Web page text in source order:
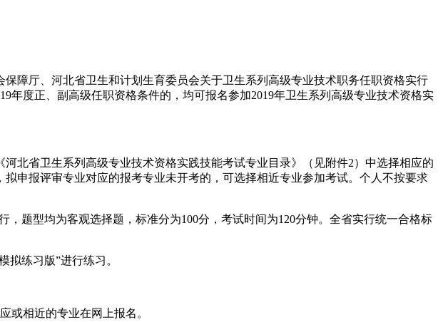
厅、河北省卫生和计划生育委员会关于卫生系列高级专业技术职务任职资格实行
年度正、副高级任职资格条件的，均可报名参加2019年卫生系列高级专业技术资格实
省卫生系列高级专业技术资格实践技能考试专业目录》（见附件2）中选择相应的
申报评审专业对应的报考专业未开考的，可选择相近专业参加考试。个人不按要求
题型均为客观选择题，标准分为100分，考试时间为120分钟。全省实行统一合格标
练习版”进行练习。
相近的专业在网上报名。